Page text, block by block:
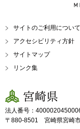
サイトのご利用について
アクセシビリティ方針
サイトマップ
リンク集
宮崎県
法人番号：
〒880-8501 宮崎県宮崎